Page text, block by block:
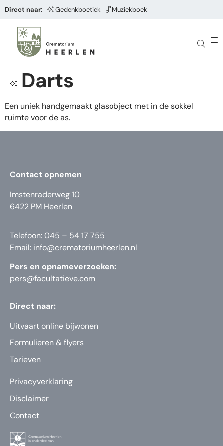
Direct naar: Gedenkboetiek Muziekboek
Darts
Een uniek handgemaakt glasobject met in de sokkel
ruimte voor de as.
Contact opnemen
Imstenraderweg 10
6422 PM Heerlen
Telefoon: 045 – 54 17 755
Email: info@crematoriumheerlen.nl
Pers en opnameverzoeken:
pers@facultatieve.com
Direct naar:
Uitvaart online bijwonen
Formulieren & flyers
Tarieven
Privacyverklaring
Disclaimer
Contact